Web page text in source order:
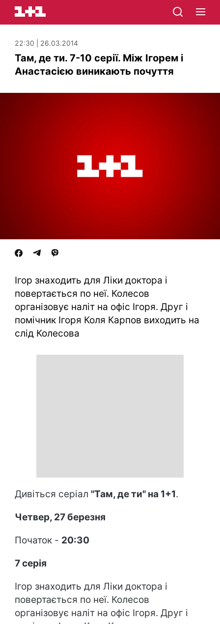
22:30 | 26.03.2014
Там, де ти. 7-10 серії. Між Ігорем і
Анастасією виникають почуття
Ігор знаходить для Ліки доктора і
повертається по неї. Колесов
організовує наліт на офіс Ігоря. Друг і
помічник Ігоря Коля Карпов виходить на
слід Колесова
Дивіться серіал "Там, де ти" на 1+1.
Четвер, 27 березня
Початок - 20:30
7 серія
Ігор знаходить для Ліки доктора і
повертається по неї. Колесов
організовує наліт на офіс Ігоря. Друг і